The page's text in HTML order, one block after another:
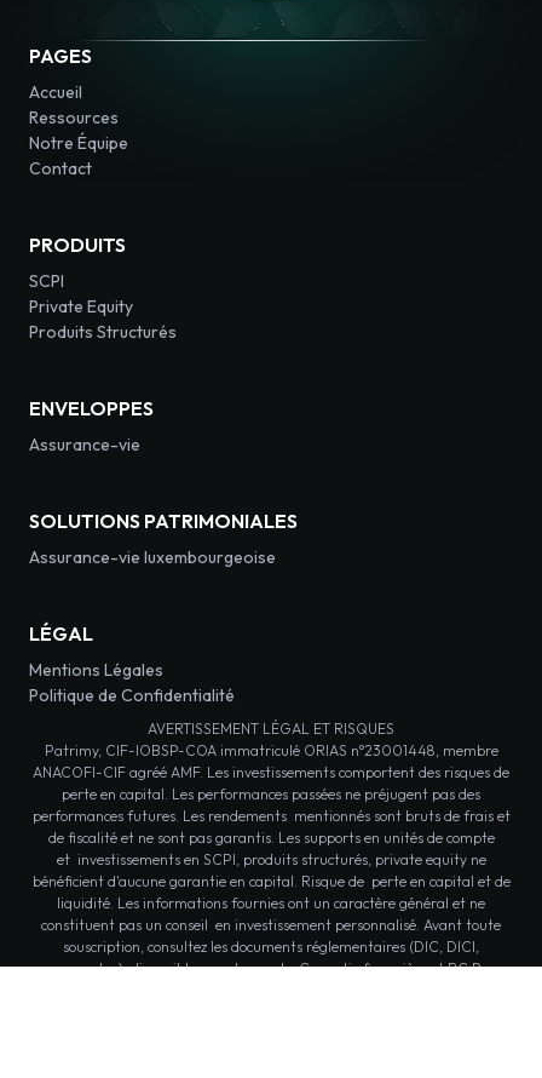
PAGES
Accueil
Ressources
Notre Équipe
Contact
PRODUITS
SCPI
Private Equity
Produits Structurés
ENVELOPPES
Assurance-vie
SOLUTIONS PATRIMONIALES
Assurance-vie luxembourgeoise
LÉGAL
Mentions Légales
Politique de Confidentialité
AVERTISSEMENT LÉGAL ET RISQUES
Patrimy, CIF-IOBSP-COA immatriculé ORIAS n°23001448, membre
ANACOFI-CIF agréé AMF. Les investissements comportent des risques de
perte en capital. Les performances passées ne préjugent pas des
performances futures. Les rendements mentionnés sont bruts de frais et
de fiscalité et ne sont pas garantis. Les supports en unités de compte
et investissements en SCPI, produits structurés, private equity ne
bénéficient d'aucune garantie en capital. Risque de perte en capital et de
liquidité. Les informations fournies ont un caractère général et ne
constituent pas un conseil en investissement personnalisé. Avant toute
souscription, consultez les documents réglementaires (DIC, DICI,
prospectus) disponibles sur demande. Garantie financière et RC Pro